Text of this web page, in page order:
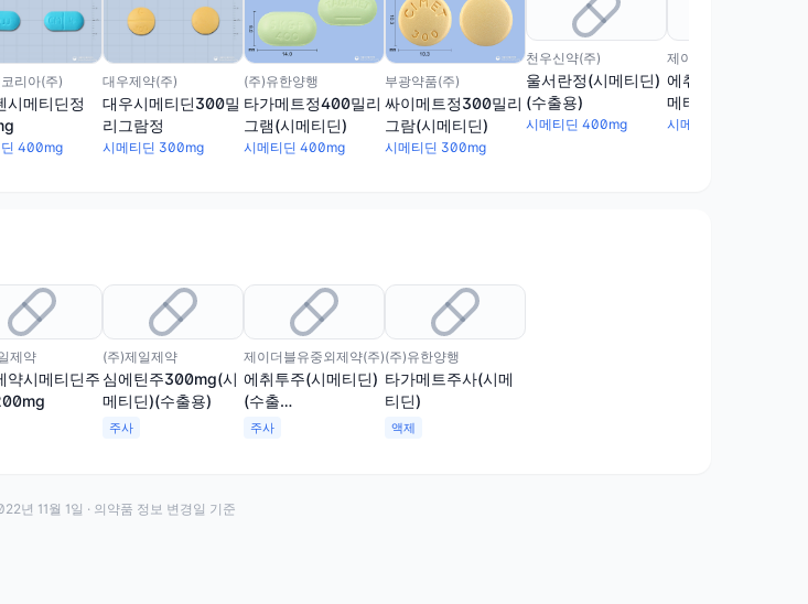
리아(주)
시메티딘정
400mg
대우제약(주)
대우시메티딘300밀
리그람정
시메티딘 300mg
(주)유한양행
타가메트정400밀리
그램(시메티딘)
시메티딘 400mg
부광약품(주)
싸이메트정300밀리
그람(시메티딘)
시메티딘 300mg
천우신약(주)
울서란정(시메티딘)
(수출용)
시메티딘 400mg
제이더블유중외제약(주)
에취투정400mg(시
메티딘)(수출용, 수
출명 :
시메티딘 400mg
제약
약시메티딘주
(주)제일제약
심에틴주300mg(시
메티딘)(수출용)
주사
제이더블유중외제약(주)
에취투주(시메티딘)
(수출
명:CIMEMEDICOINJ.200mg,CIMETIDINEINJ.200mg)
주사
(주)유한양행
타가메트주사(시메
티딘)
액제
년 11월 1일 · 의약품 정보 변경일 기준